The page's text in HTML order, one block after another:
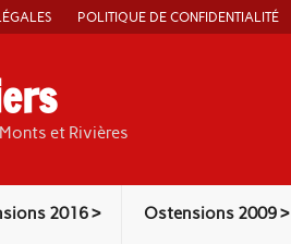
POLITIQUE DE CONFIDENTIALITÉ
et Rivières
2016 > Ostensions 2009 >